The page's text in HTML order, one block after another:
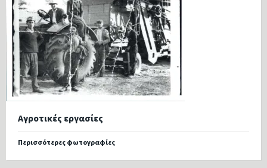
Αγροτικές εργασίες
Περισσότερες φωτογραφίες